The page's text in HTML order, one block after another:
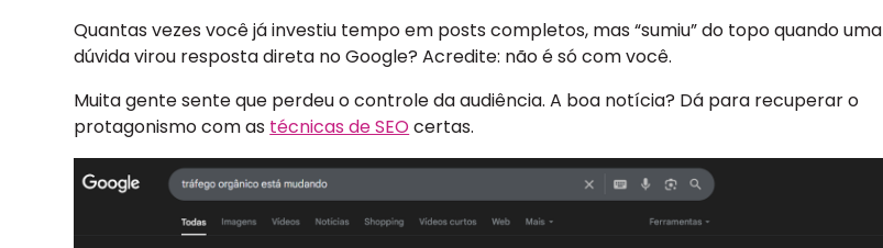
Quantas vezes você já investiu tempo em posts completos, mas “sumiu” do topo quando uma
dúvida virou resposta direta no Google? Acredite: não é só com você.
Muita gente sente que perdeu o controle da audiência. A boa notícia? Dá para recuperar o
protagonismo com as técnicas de SEOcertas.